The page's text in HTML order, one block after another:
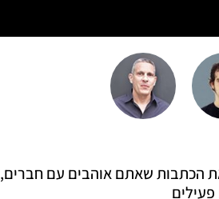
את הכתבות שאתם אוהבים עם חברים,